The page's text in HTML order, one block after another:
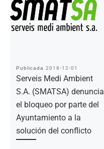
Publicada 2018-12-01
Serveis Medi Ambient
S.A. (SMATSA) denuncia
el bloqueo por parte del
Ayuntamiento a la
solución del conflicto